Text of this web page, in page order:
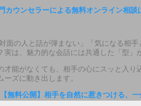
カウンセラーによる無料オンライン相談
面の人と話が弾まない」「気になる相
実は、魅力的な会話には共通した「型」
才能がなくても、相手の心にスッと入
ーズに動き出します。
【無料公開】相手を自然に惹きつける、